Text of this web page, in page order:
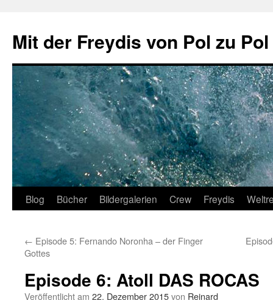
springen
Mit der Freydis von Pol zu Pol
Blog Bücher Bildergalerien Crew Freydis
← Episode 5: Fernando Noronha – der Finger
Gottes
Episode 6: Atoll DAS ROCAS
Veröffentlicht am 22. Dezember 2015von Reinard